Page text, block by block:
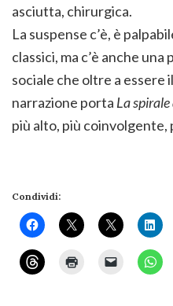
asciutta, chirurgica.
La suspense c’è, è
classici, ma c’è anche
sociale che oltre a essere
narrazione porta La
più alto, più coinvolgente,
Condividi: